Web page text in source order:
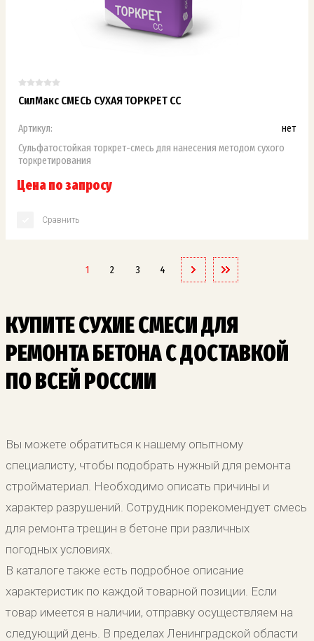
СилМакс СМЕСЬ СУХАЯ ТОРКРЕТ СС
Артикул:
нет
Сульфатостойкая торкрет-смесь для нанесения методом сухого
торкретирования
Цена по запросу
Сравнить
1 2 3 4
КУПИТЕ СУХИЕ СМЕСИ ДЛЯ
РЕМОНТА БЕТОНА С ДОСТАВКОЙ
ПО ВСЕЙ РОССИИ
Вы можете обратиться к нашему опытному
специалисту, чтобы подобрать нужный для ремонта
стройматериал. Необходимо описать причины и
характер разрушений. Сотрудник порекомендует смесь
для ремонта трещин в бетоне при различных
погодных условиях.
В каталоге также есть подробное описание
характеристик по каждой товарной позиции. Если
товар имеется в наличии, отправку осуществляем на
следующий день. В пределах Ленинградской области